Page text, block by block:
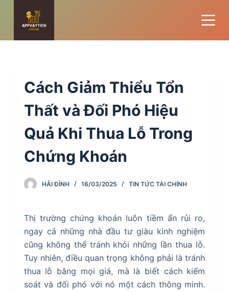
i
Cách Giảm Thiểu Tổn
Thất và Đối Phó Hiệu
Quả Khi Thua Lỗ Trong
Chứng Khoán
HẢI ĐÌNH 16/03/2025 TIN TỨC TÀI CHÍNH
Thị trường chứng khoán luôn tiềm ẩn rủi ro,
ngay cả những nhà đầu tư giàu kinh nghiệm
cũng không thể tránh khỏi những lần thua lỗ.
Tuy nhiên, điều quan trọng không phải là tránh
thua lỗ bằng mọi giá, mà là biết cách kiểm
soát và đối phó với nó một cách thông minh.